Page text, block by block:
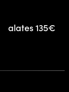
alates 135€